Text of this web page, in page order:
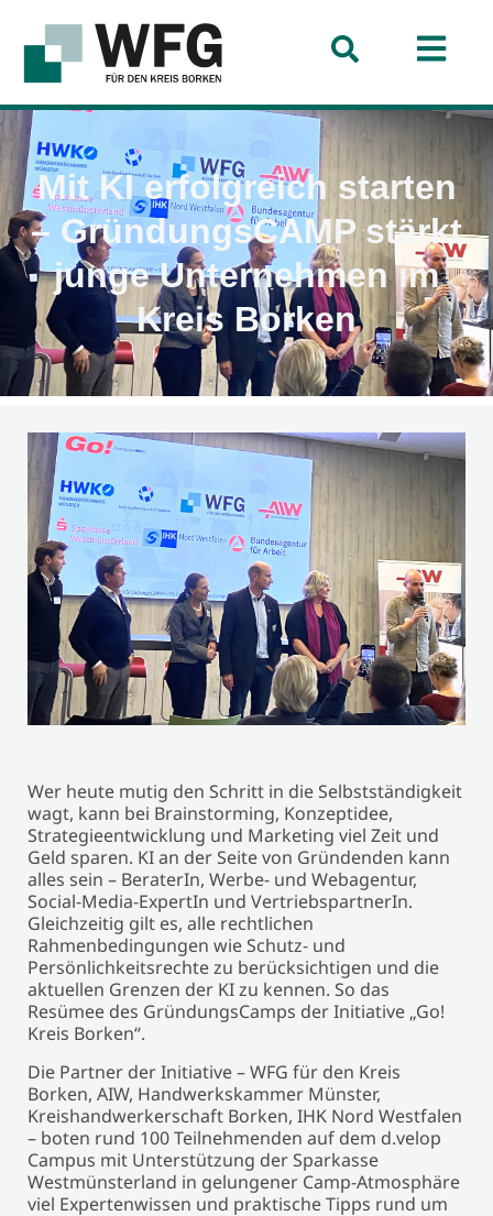
Mit KI erfolgreich starten
– GründungsCAMP stärkt
junge Unternehmen im
Kreis Borken
Wer heute mutig den Schritt in die Selbstständigkeit
wagt, kann bei Brainstorming, Konzeptidee,
Strategieentwicklung und Marketing viel Zeit und
Geld sparen. KI an der Seite von Gründenden kann
alles sein – BeraterIn, Werbe- und Webagentur,
Social-Media-ExpertIn und VertriebspartnerIn.
Gleichzeitig gilt es, alle rechtlichen
Rahmenbedingungen wie Schutz- und
Persönlichkeitsrechte zu berücksichtigen und die
aktuellen Grenzen der KI zu kennen. So das
Resümee des GründungsCamps der Initiative „Go!
Kreis Borken“.
Die Partner der Initiative – WFG für den Kreis
Borken, AIW, Handwerkskammer Münster,
Kreishandwerkerschaft Borken, IHK Nord Westfalen
– boten rund 100 Teilnehmenden auf dem d.velop
Campus mit Unterstützung der Sparkasse
Westmünsterland in gelungener Camp-Atmosphäre
viel Expertenwissen und praktische Tipps rund um